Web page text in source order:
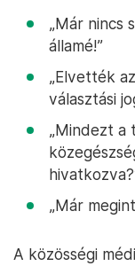
„Már nincs
államé!”
„Elvették
választási
„Mindezt a
„Már
A közösségi